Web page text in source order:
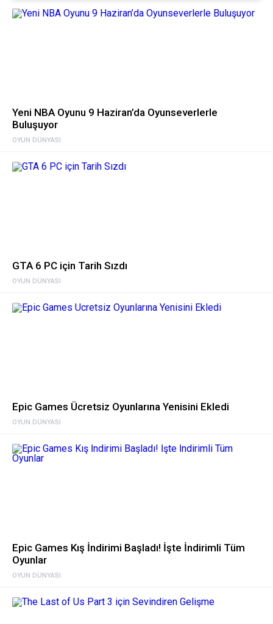
OYUN DÜNYASI
Yeni NBA Oyunu 9 Haziran’da Oyunseverlerle
Buluşuyor
OYUN DÜNYASI
GTA 6 PC için Tarih Sızdı
OYUN DÜNYASI
Epic Games Ücretsiz Oyunlarına Yenisini Ekledi
OYUN DÜNYASI
Epic Games Kış İndirimi Başladı! İşte İndirimli Tüm
Oyunlar